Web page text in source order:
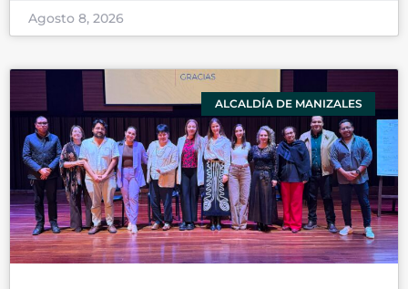
Agosto 8, 2026
ALCALDÍA DE MANIZALES